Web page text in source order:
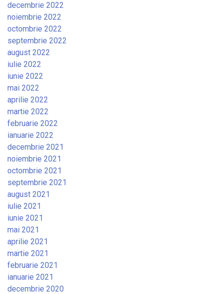
decembrie 2022
noiembrie 2022
octombrie 2022
septembrie 2022
august 2022
iulie 2022
iunie 2022
mai 2022
aprilie 2022
martie 2022
februarie 2022
ianuarie 2022
decembrie 2021
noiembrie 2021
octombrie 2021
septembrie 2021
august 2021
iulie 2021
iunie 2021
mai 2021
aprilie 2021
martie 2021
februarie 2021
ianuarie 2021
decembrie 2020